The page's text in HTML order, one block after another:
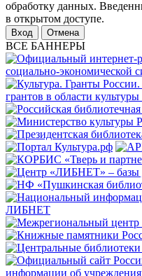
обработку данных.
в открытом доступе.
Отмена
ВСЕ БАННЕРЫ